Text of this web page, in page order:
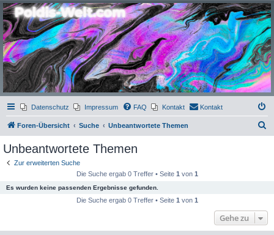
Poldis-Welt.com
Das Forum für Jeans, Sportswear, grosse Grössen und Accessoires
Datenschutz Impressum FAQ Kontakt Kontakt
Foren-Übersicht Suche Unbeantwortete Themen
Unbeantwortete Themen
Zur erweiterten Suche
Die Suche ergab 0 Treffer • Seite 1 von 1
Es wurden keine passenden Ergebnisse gefunden.
Die Suche ergab 0 Treffer • Seite 1 von 1
Gehe zu